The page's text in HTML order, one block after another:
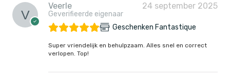
Veerle
Geverifieerde eigenaar
24 september 2025
Geschenken Fantastique
Super vriendelijk en behulpzaam. Alles snel en correct
verlopen. Top!